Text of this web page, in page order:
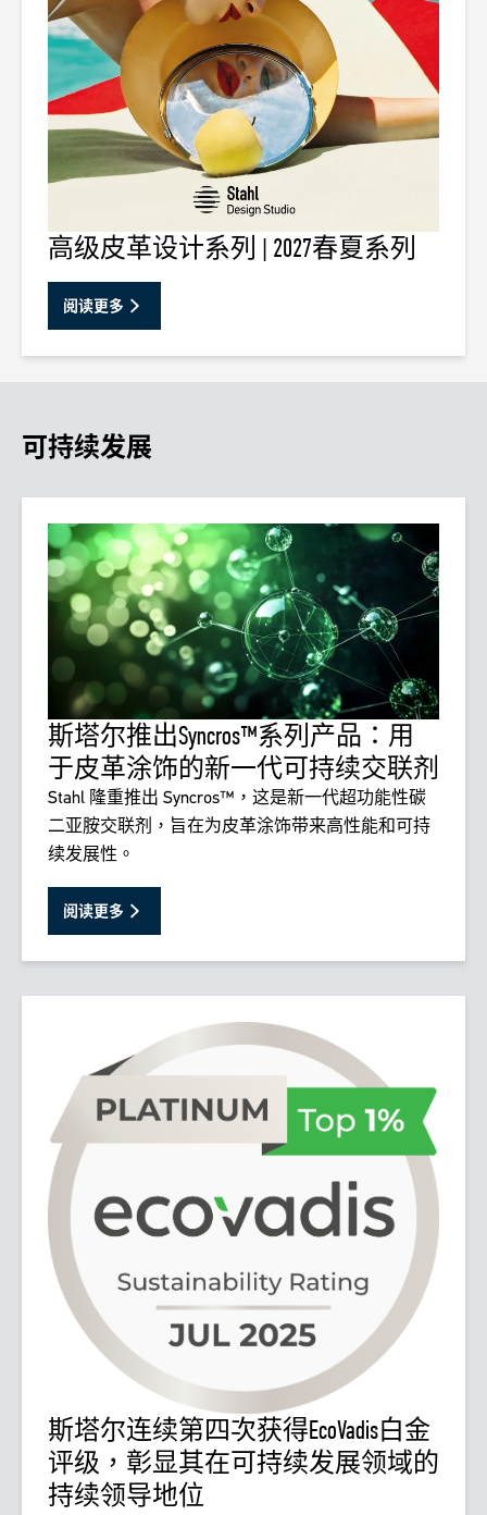
高级皮革设计系列 | 2027春夏系列
阅读更多
可持续发展
斯塔尔推出Syncros™系列产品：用
于皮革涂饰的新一代可持续交联剂
Stahl 隆重推出 Syncros™，这是新一代超功能性碳
二亚胺交联剂，旨在为皮革涂饰带来高性能和可持
续发展性。
阅读更多
斯塔尔连续第四次获得EcoVadis白金
评级，彰显其在可持续发展领域的
持续领导地位